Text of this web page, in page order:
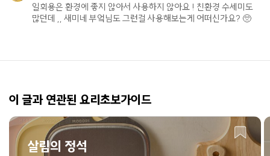
일회용은 환경에 좋지 않아서 사용하지 않아요 ! 친환경 수세미도
많던데 ,, 새미네 부엌님도 그런걸 사용해보는게 어떠신가요? 🥺
이 글과 연관된 요리초보가이드
살림의 정석